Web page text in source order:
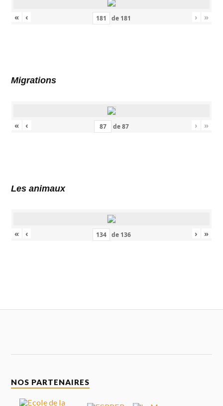
« ‹ de 181 › »
Migrations
« ‹ de87 › »
Les animaux
« ‹ de 136 › »
NOS PARTENAIRES